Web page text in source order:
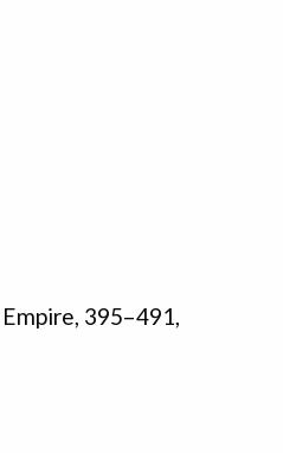
395–491,